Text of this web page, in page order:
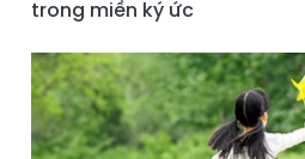
trong miền ký ức